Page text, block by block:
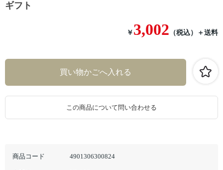
ギフト
￥ 3,002 （税込） ＋送料
商品コード 4901306300824
この商品について問い合わせる